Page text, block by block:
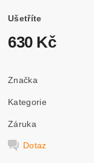
Ušetříte
630 Kč
Značka
Kategorie
Záruka
Dotaz